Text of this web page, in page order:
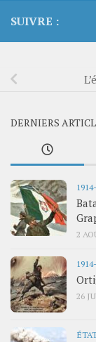
SUIVRE :
DERNIERS
2
26